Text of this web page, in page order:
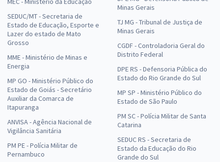
SEDUC/MT - Secretaria de
Estado de Educação, Esporte e
Lazer do estado de Mato
Grosso
MME - Ministério de Minas e
Energia
MP GO - Ministério Público do
Estado de Goiás - Secretário
Auxiliar da Comarca de
Itapuranga
ANVISA - Agência Nacional de
Vigilância Sanitária
PM PE - Polícia Militar de
Pernambuco
Minas Gerais
TJ MG - Tribunal de Justiça de
Minas Gerais
CGDF - Controladoria Geral do
Distrito Federal
DPE RS - Defensoria Pública do
Estado do Rio Grande do Sul
MP SP - Ministério Público do
Estado de São Paulo
PM SC - Polícia Militar de Santa
Catarina
SEDUC RS - Secretaria de
Estado da Educação do Rio
Grande do Sul